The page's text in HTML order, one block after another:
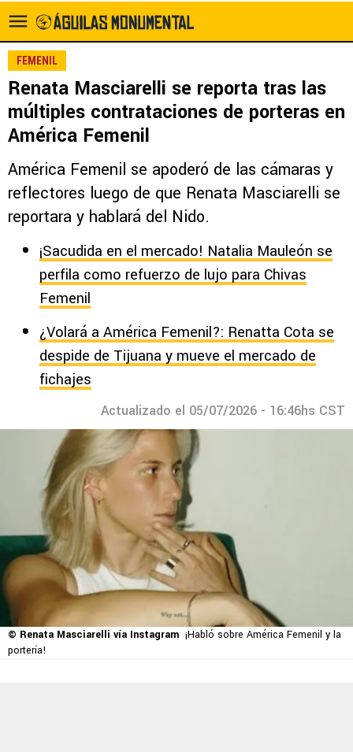
FEMENIL
Renata Masciarelli se reporta tras las
múltiples contrataciones de porteras en
América Femenil
América Femenil se apoderó de las cámaras y
reflectores luego de que Renata Masciarelli se
reportara y hablará del Nido.
¡Sacudida en el mercado! Natalia Mauleón se
perfila como refuerzo de lujo para Chivas
Femenil
¿Volará a América Femenil?: Renatta Cota se
despide de Tijuana y mueve el mercado de
fichajes
Actualizado el 05/07/2026 - 16:46hs CST
© Renata Masciarelli vía Instagram ¡Habló sobre América Femenil y la
portería!